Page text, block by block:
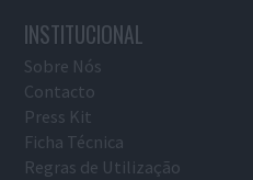
INSTITUCIONAL
Sobre Nós
Contacto
Press Kit
Ficha Técnica
Regras de Utilização